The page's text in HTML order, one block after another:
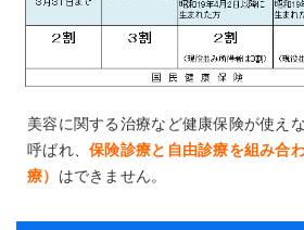
美容に関する治療など健康保険が使え
呼ばれ、保険診療と自由診療を組み合
療） はできません。